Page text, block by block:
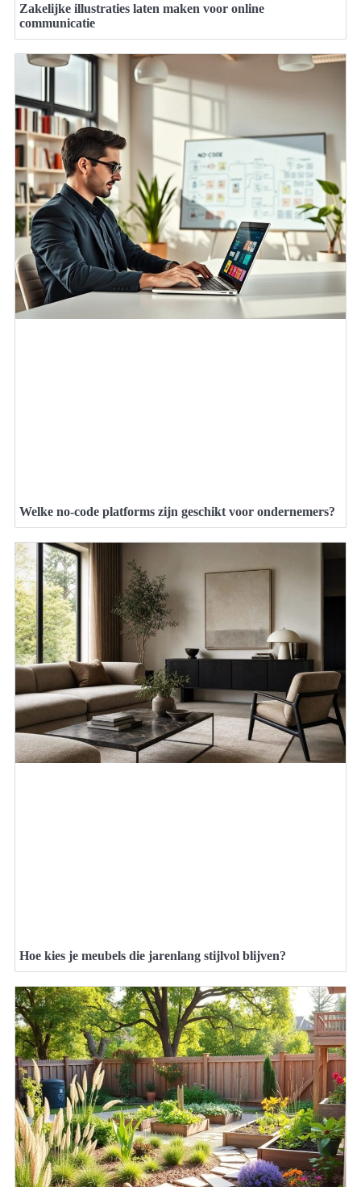
Zakelijke illustraties laten maken voor online
communicatie
Welke no-code platforms zijn geschikt voor ondernemers?
Hoe kies je meubels die jarenlang stijlvol blijven?